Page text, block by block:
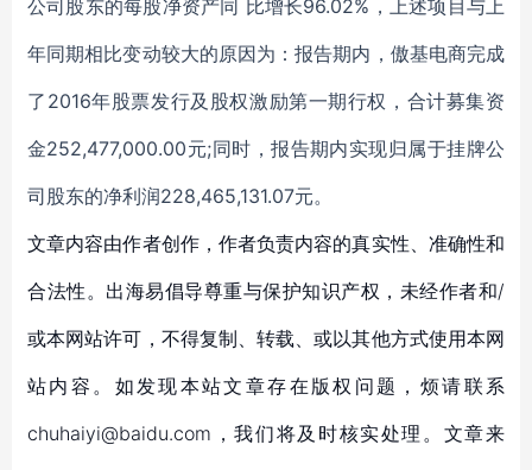
公司股东的每股净资产同 比增长96.02%，上述项目与上
年同期相比变动较大的原因为：报告期内，傲基电商完成
了2016年股票发行及股权激励第一期行权，合计募集资
金252,477,000.00元;同时，报告期内实现归属于挂牌公
司股东的净利润228,465,131.07元。
文章内容由作者创作，作者负责内容的真实性、准确性和
合法性。出海易倡导尊重与保护知识产权，未经作者和/
或本网站许可，不得复制、转载、或以其他方式使用本网
站内容。如发现本站文章存在版权问题，烦请联系
chuhaiyi@baidu.com，我们将及时核实处理。文章来